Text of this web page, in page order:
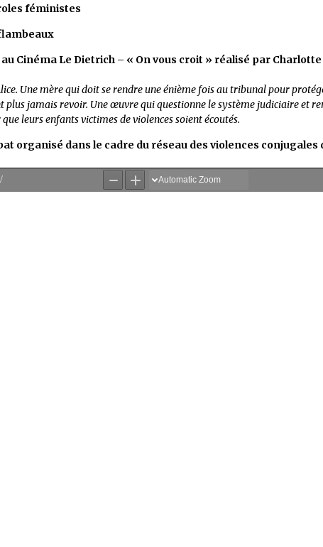
féministes
Cinéma Le Dietrich – « On vous croit » réalisé par
Une mère qui doit se rendre une énième fois au tribunal pour
plus jamais revoir. Une œuvre qui questionne le système judiciaire et
leurs enfants victimes de violences soient écoutés.
organisé dans le cadre du réseau des violences